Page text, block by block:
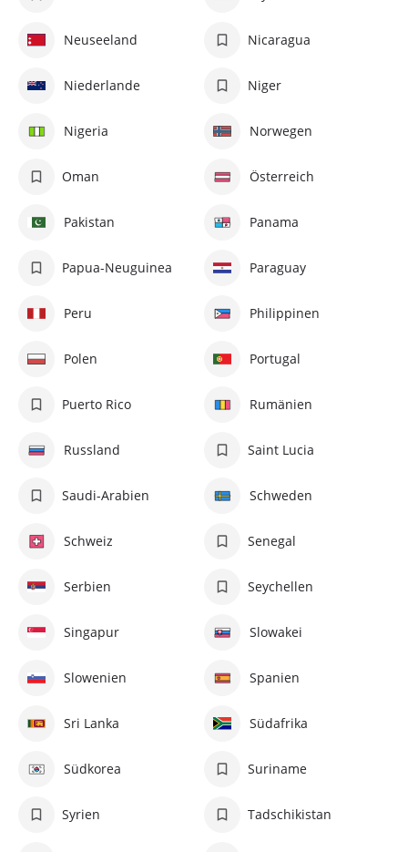
Neuseeland Nicaragua
Niederlande Niger
Nigeria Norwegen
Oman Österreich
Pakistan Panama
Papua-Neuguinea Paraguay
Peru Philippinen
Polen Portugal
Puerto Rico Rumänien
Russland Saint Lucia
Saudi-Arabien Schweden
Schweiz Senegal
Serbien Seychellen
Singapur Slowakei
Slowenien Spanien
Sri Lanka Südafrika
Südkorea Suriname
Syrien Tadschikistan